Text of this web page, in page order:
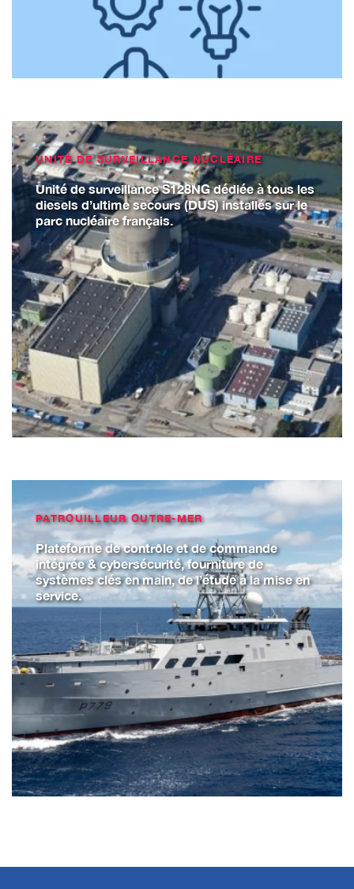
UNITÉ DE SURVEILLANCE NUCLÉAIRE
Unité de surveillance S128NG dédiée à tous les
diesels d’ultime secours (DUS) installés sur le
parc nucléaire français.
PATROUILLEUR OUTRE-MER
Plateforme de contrôle et de commande
intégrée & cybersécurité, fourniture de
systèmes clés en main, de l’étude à la mise en
service.